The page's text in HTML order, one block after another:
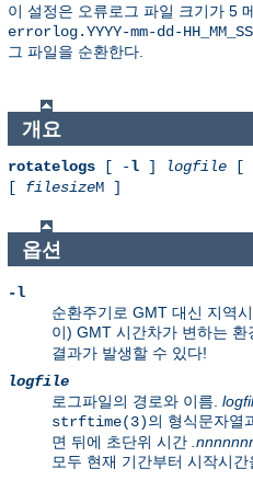
이 설정은 오류로그 파일 크기가 5
errorlog.YYYY-mm-dd-HH_MM_SS
그 파일을 순환한다.
개요
rotatelogs [ -l ] logfile [
[ filesizeM ]
옵션
-l
순환주기로 GMT 대신 지역
이) GMT 시간차가 변하는 환
결과가 발생할 수 있다!
logfile
로그파일의 경로와 이름.
strftime(3)의 형식문자열
면 뒤에 초단위 시간
모두 현재 기간부터 시작시간